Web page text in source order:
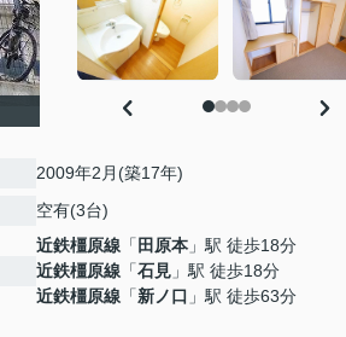
2009年2月(築17年)
空有(3台)
近鉄橿原線 「 田原本 」駅 徒歩18分
近鉄橿原線 「石見 」駅 徒歩18分
近鉄橿原線 「新ノ口 」駅 徒歩63分